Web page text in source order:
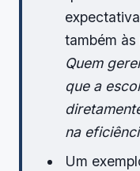
também
Quem
que a
na
Um